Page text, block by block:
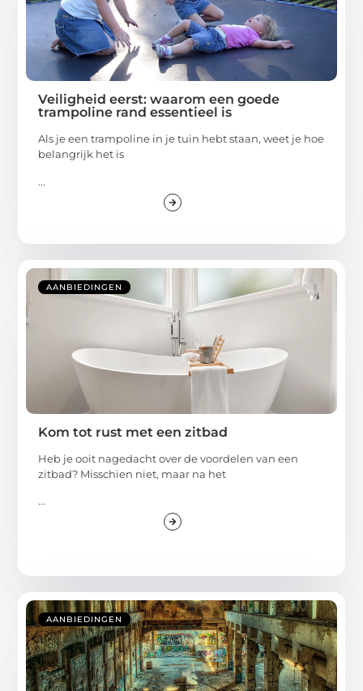
Veiligheid eerst: waarom een goede
trampoline rand essentieel is
Als je een trampoline in je tuin hebt staan, weet je hoe
belangrijk het is
...
AANBIEDINGEN
Kom tot rust met een zitbad
Heb je ooit nagedacht over de voordelen van een
zitbad? Misschien niet, maar na het
...
AANBIEDINGEN